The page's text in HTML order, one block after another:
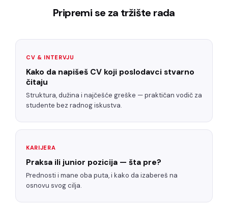
Pripremi se za tržište rada
CV & INTERVJU
Kako da napišeš CV koji poslodavci stvarno
čitaju
Struktura, dužina i najčešće greške — praktičan vodič za
studente bez radnog iskustva.
KARIJERA
Praksa ili junior pozicija — šta pre?
Prednosti i mane oba puta, i kako da izabereš na
osnovu svog cilja.